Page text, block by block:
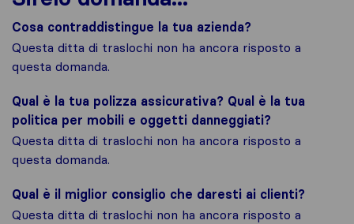
Cosa contraddistingue la tua azienda?
Questa ditta di traslochi non ha ancora risposto a
questa domanda.
Qual è la tua polizza assicurativa? Qual è la tua
politica per mobili e oggetti danneggiati?
Questa ditta di traslochi non ha ancora risposto a
questa domanda.
Qual è il miglior consiglio che daresti ai clienti?
Questa ditta di traslochi non ha ancora risposto a